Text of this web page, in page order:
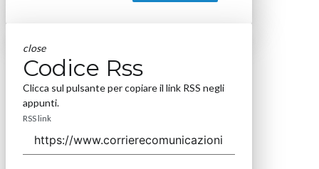
close
Codice Rss
Clicca sul pulsante per copiare il link RSS negli
appunti.
RSS link